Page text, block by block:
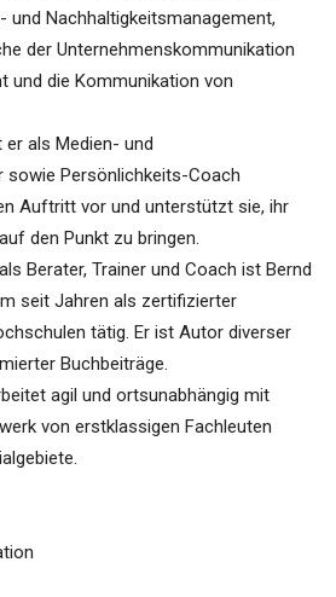
und Nachhaltigkeitsmanagement,
der Unternehmenskommunikation
und die Kommunikation von
er als Medien- und
sowie Persönlichkeits-Coach
Auftritt vor und unterstützt sie, ihr
den Punkt zu bringen.
Berater, Trainer und Coach ist Bernd
seit Jahren als zertifizierter
tätig. Er ist Autor diverser
Buchbeiträge.
agil und ortsunabhängig mit
von erstklassigen Fachleuten